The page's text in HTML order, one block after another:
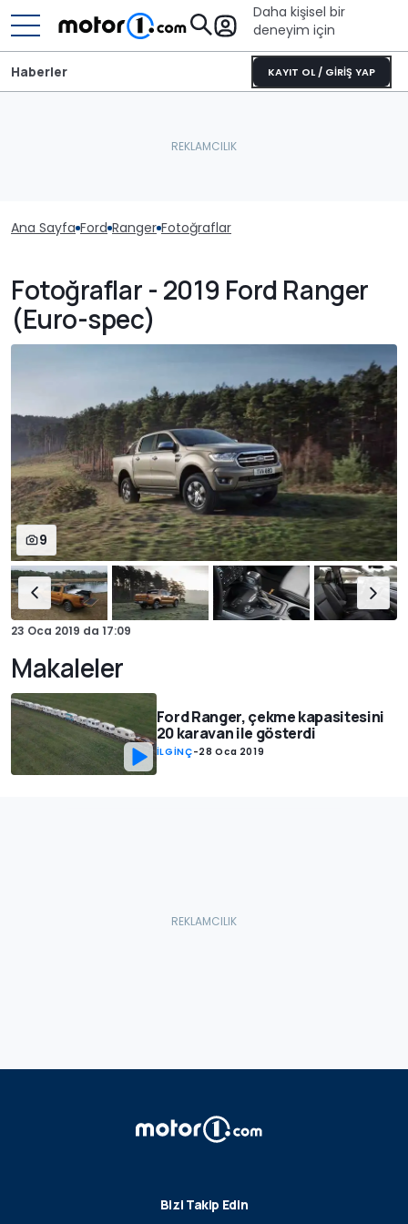
Daha kişisel bir
deneyim için
KAYIT OL / GİRİŞ YAP
Haberler
Ana Sayfa Ford Ranger Fotoğraflar
Fotoğraflar - 2019 Ford Ranger
(Euro-spec)
9
23 Oca 2019 da 17:09
Makaleler
Ford Ranger, çekme kapasitesini
20 karavan ile gösterdi
İLGİNÇ-28 Oca 2019
Bizi Takip Edin